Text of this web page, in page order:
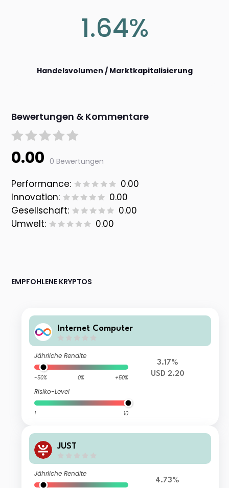
1.64%
Handelsvolumen / Marktkapitalisierung
Bewertungen & Kommentare
0.00 0 Bewertungen
Performance:
0.00
Innovation:
0.00
Gesellschaft:
0.00
Umwelt:
0.00
EMPFOHLENE KRYPTOS
Internet Computer
Jährliche Rendite
-50% 0% +50%
Risiko-Level
1 10
3.17%
USD 2.20
JUST
Jährliche Rendite
4.73%